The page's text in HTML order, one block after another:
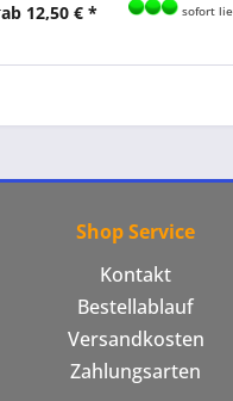
ab 12,50 € * sofort
Shop Service
Kontakt
Bestellablauf
Versandkosten
Zahlungsarten